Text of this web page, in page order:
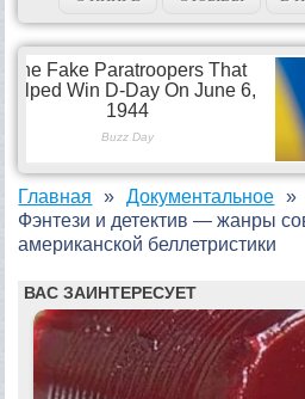
Главная Документальное
Фэнтези и детектив — жанры
американской беллетристики